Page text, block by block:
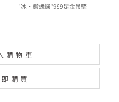
"冰·鑽蝴蝶"999足金吊墜
購物車
購買